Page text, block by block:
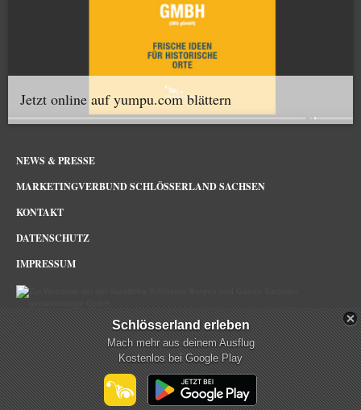
Jetzt online auf yumpu.com blättern
NEWS & PRESSE
MARKETINGVERBUND SCHLÖSSERLAND SACHSEN
KONTAKT
DATENSCHUTZ
IMPRESSUM
Schlösserland Sachsen im Netz
Schlösserland erleben
Mach mehr aus deinem Ausflug
Kostenlos bei Google Play
mehr